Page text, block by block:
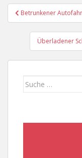
Betrunkener
Überladener
Suche